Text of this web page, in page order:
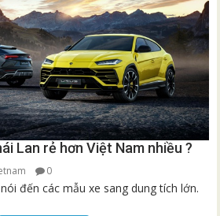
Lan rẻ hơn Việt Nam nhiều ?
0
đến các mẫu xe sang dung tích lớn.